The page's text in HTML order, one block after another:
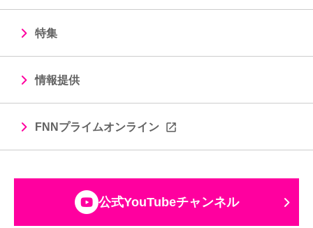
特集
情報提供
FNNプライムオンライン
公式YouTubeチャンネル